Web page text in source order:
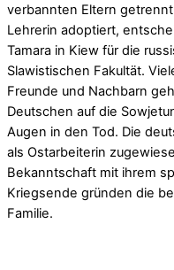
verbannten Eltern
Lehrerin adoptiert,
Tamara in Kiew für die
Slawistischen Fakultät.
Freunde und Nachbarn
Deutschen auf die
Augen in den Tod. Die
als Ostarbeiterin
Bekanntschaft mit ihrem
Kriegsende gründen die
Familie.